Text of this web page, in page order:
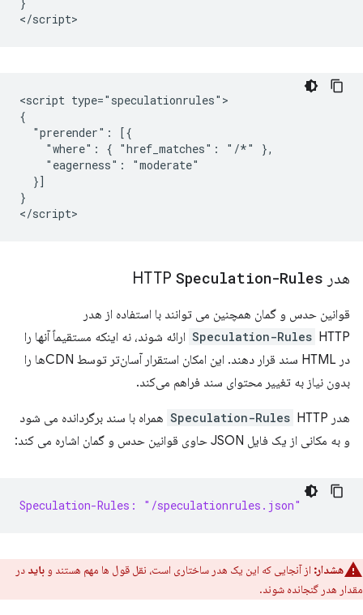
<script type="speculationrules">
{
  "prerender": [{
    "where": { "href_matches": "/*" },
    "eagerness": "moderate"
  }]
}
هدر HTTP Speculation-Rules
قوانین حدس و گمان همچنین می توانند با استفاده از هدر
Speculation-Rules HTTP ارائه شوند، نه اینکه مستقیماً آنها را
در HTML سند قرار دهند. این امکان استقرار آسان‌تر توسط CDN‌ها را
بدون نیاز به تغییر محتوای سند فراهم می‌کند.
هدر Speculation-Rules HTTP همراه با سند برگردانده می شود
و به مکانی از یک فایل JSON حاوی قوانین حدس و گمان اشاره می کند:
Speculation-Rules: "/speculationrules.json"
هشدار: از آنجایی که این یک هدر ساختاری است، نقل قول ها مهم هستند و باید در
مقدار هدر گنجانده شوند.